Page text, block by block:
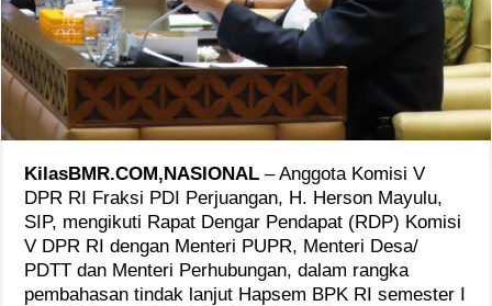
KilasBMR.COM,NASIONAL – Anggota Komisi V
DPR RI Fraksi PDI Perjuangan, H. Herson Mayulu,
SIP, mengikuti Rapat Dengar Pendapat (RDP) Komisi
V DPR RI dengan Menteri PUPR, Menteri Desa/
PDTT dan Menteri Perhubungan, dalam rangka
pembahasan tindak lanjut Hapsem BPK RI semester I